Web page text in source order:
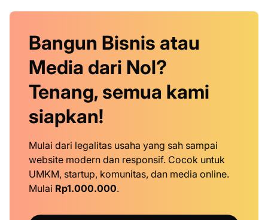
Bangun Bisnis atau
Media dari Nol?
Tenang, semua kami
siapkan!
Mulai dari legalitas usaha yang sah sampai
website modern dan responsif. Cocok untuk
UMKM, startup, komunitas, dan media online.
Mulai Rp1.000.000.